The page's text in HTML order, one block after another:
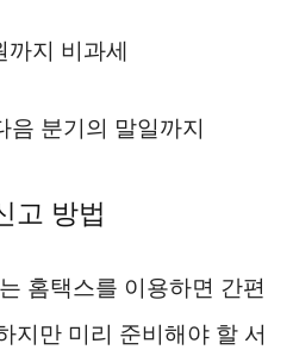
지 비과세
음 분기의 말일까지
고 방법
홈택스를 이용하면 간편
지만 미리 준비해야 할 서